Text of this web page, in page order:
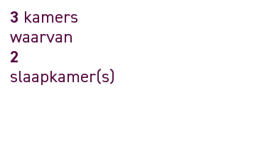
3 kamers
waarvan
2
slaapkamer(s)